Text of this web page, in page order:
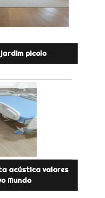
picolo
acústica valores
Mundo